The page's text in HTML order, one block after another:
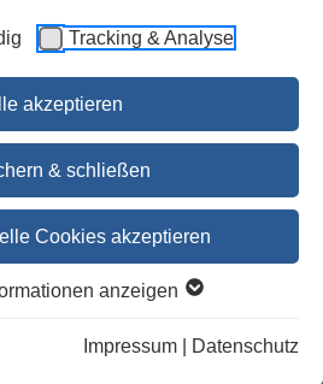
Tracking & Analyse
akzeptieren
& schließen
Cookies akzeptieren
anzeigen
Impressum Datenschutz
für die
des